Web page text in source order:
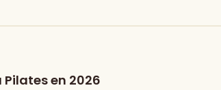
en 2026